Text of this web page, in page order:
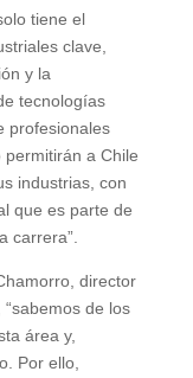
tiene el
clave,
y la
tecnologías
profesionales
a Chile
industrias, con
que es parte de
carrera”.
director
de los
área y,
Por ello,